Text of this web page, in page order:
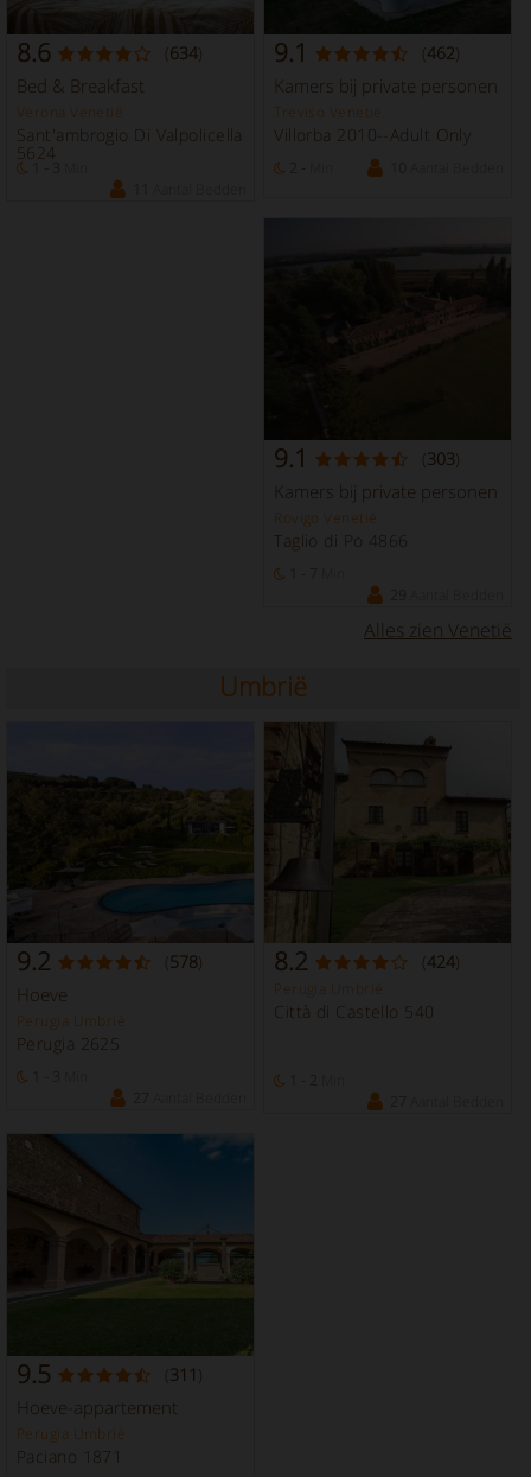
8.6 (634)
Bed & Breakfast
Verona Venetië
Sant'ambrogio Di Valpolicella
5624
9.1 (462)
Kamers bij private personen
Treviso Venetië
Villorba 2010--Adult Only
9.1 (303)
Kamers bij private personen
Rovigo Venetië
Taglio di Po 4866
Alles zien Venetië
Umbrië
9.2 ( 578)
Hoeve
Perugia Umbrië
Perugia 2625
8.2 (424)
Perugia Umbrië
Città di Castello 540
9.5 (311 )
Hoeve-appartement
Perugia Umbrië
Paciano 1871